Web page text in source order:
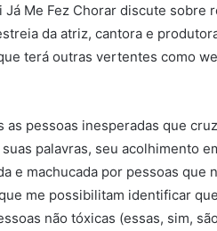
Já Me Fez Chorar discute
da atriz, cantora e
terá outras vertentes como
as pessoas inesperadas que
palavras, seu acolhimento
e machucada por pessoas que
me possibilitam identificar
não tóxicas (essas, sim,